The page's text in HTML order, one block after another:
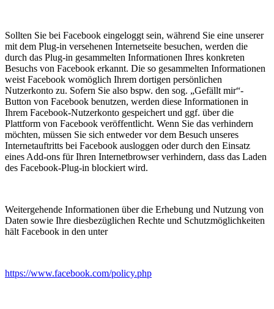
Sollten Sie bei Facebook eingeloggt sein, während Sie eine unserer
mit dem Plug-in versehenen Internetseite besuchen, werden die
durch das Plug-in gesammelten Informationen Ihres konkreten
Besuchs von Facebook erkannt. Die so gesammelten Informationen
weist Facebook womöglich Ihrem dortigen persönlichen
Nutzerkonto zu. Sofern Sie also bspw. den sog. „Gefällt mir“-
Button von Facebook benutzen, werden diese Informationen in
Ihrem Facebook-Nutzerkonto gespeichert und ggf. über die
Plattform von Facebook veröffentlicht. Wenn Sie das verhindern
möchten, müssen Sie sich entweder vor dem Besuch unseres
Internetauftritts bei Facebook ausloggen oder durch den Einsatz
eines Add-ons für Ihren Internetbrowser verhindern, dass das Laden
des Facebook-Plug-in blockiert wird.
Weitergehende Informationen über die Erhebung und Nutzung von
Daten sowie Ihre diesbezüglichen Rechte und Schutzmöglichkeiten
hält Facebook in den unter
https://www.facebook.com/policy.php